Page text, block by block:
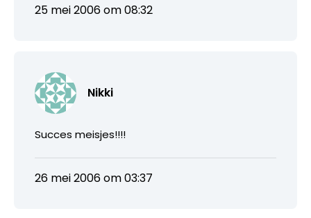
25 mei 2006 om 08:32
Nikki
Succes meisjes!!!!
26 mei 2006 om 03:37